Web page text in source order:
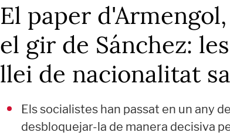
El paper
el gir de Sánchez:
llei de nacionalitat
Els socialistes han passat en un any
desbloquejar-la de manera decisiva